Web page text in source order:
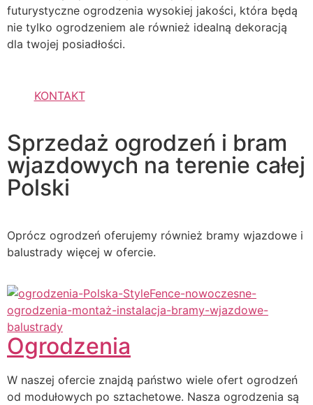
futurystyczne ogrodzenia wysokiej jakości, która będą
nie tylko ogrodzeniem ale również idealną dekoracją
dla twojej posiadłości.
KONTAKT
Sprzedaż ogrodzeń i bram
wjazdowych na terenie całej
Polski
Oprócz ogrodzeń oferujemy również bramy wjazdowe i
balustrady więcej w ofercie.
Ogrodzenia
W naszej ofercie znajdą państwo wiele ofert ogrodzeń
od modułowych po sztachetowe. Nasza ogrodzenia są